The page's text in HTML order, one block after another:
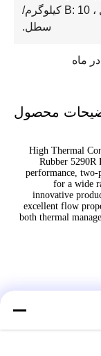
کیلوگرم/سطل ، B: 10 کیلوگرم/
سطل.
محصول
High Thermal
Rubber
performance, two-
for a wide
innovative
excellent flow
both thermal